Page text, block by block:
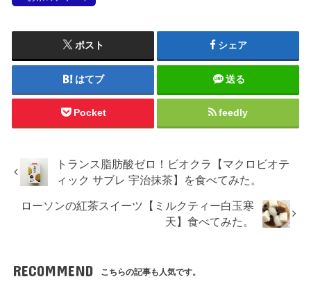
ポスト シェア
はてブ 送る
Pocket feedly
トランス脂肪酸ゼロ！ビオクラ【マクロビオテ
ィック サブレ 宇治抹茶】を食べてみた。
ローソンの紅茶スイーツ【ミルクティー白玉寒
天】食べてみた。
RECOMMEND こちらの記事も人気です。